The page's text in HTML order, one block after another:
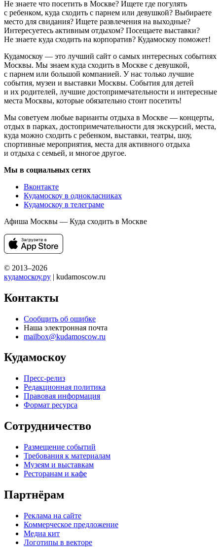
Не знаете что посетить в Москве? Ищете где погулять
с ребенком, куда сходить с парнем или девушкой? Выбираете
место для свидания? Ищете развлечения на выходные?
Интересуетесь активным отдыхом? Посещаете выставки?
Не знаете куда сходить на корпоратив? Кудамоскоу поможет!
Кудамоскоу — это лучший сайт о самых интересных событиях
Москвы. Мы знаем куда сходить в Москве с девушкой,
с парнем или большой компанией. У нас только лучшие
события, музеи и выставки Москвы. События для детей
и их родителей, лучшие достопримечательности и интересные
места Москвы, которые обязательно стоит посетить!
Мы советуем любые варианты отдыха в Москве — концерты,
отдых в парках, достопримечательности для экскурсий, места,
куда можно сходить с ребенком, выставки, театры, шоу,
спортивные мероприятия, места для активного отдыха
и отдыха с семьей, и многое другое.
Мы в социальных сетях
Вконтакте
Кудамоскоу в однокласниках
Кудамоскоу в телеграме
Афиша Москвы — Куда сходить в Москве
© 2013–2026
кудамоскоу.ру | kudamoscow.ru
Контакты
Сообщить об ошибке
Наша электронная почта
mailbox@kudamoscow.ru
Кудамоскоу
Пресс-релиз
Редакционная политика
Правовая информация
Формат ресурса
Сотрудничество
Размещение событий
Требования к материалам
Музеям и выставкам
Ресторанам и кафе
Партнёрам
Реклама на сайте
Коммерческое предложение
Медиа кит
Логотипы в векторе